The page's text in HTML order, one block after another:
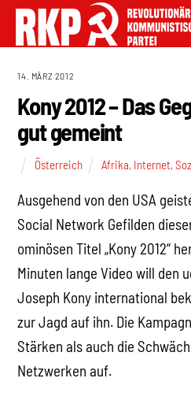
14. MÄRZ 2012
Kony 2012 – Das
gut gemeint
Österreich Afrika, Internet,
Ausgehend von den USA
Social Network Gefilden
ominösen Titel „Kony 2012“
Minuten lange Video will den
Joseph Kony international
zur Jagd auf ihn. Die
Stärken als auch die
Netzwerken auf.